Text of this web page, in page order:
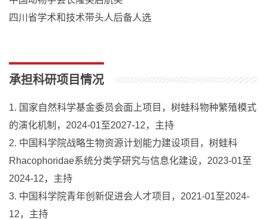
四川省学术和技术带头人后备人选
承担科研项目情况
1. 国家自然科学基金委员会面上项目，树蛙科物种繁殖模式
的演化机制，2024-01至2027-12，主持
2. 中国科学院战略生物资源计划能力建设项目，树蛙科
Rhacophoridae系统分类学研究与信息化建设，2023-01至
2024-12，主持
3. 中国科学院青年创新促进会人才项目，2021-01至2024-
12，主持